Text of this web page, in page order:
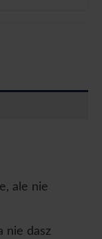
ale nie
nie dasz